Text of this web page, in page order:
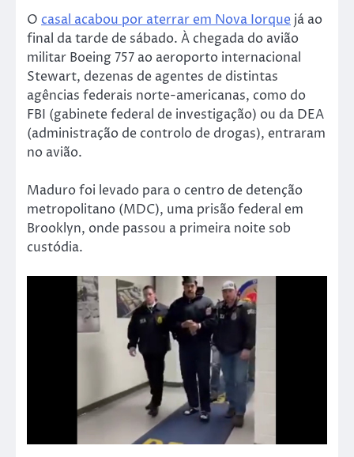
O casal acabou por aterrar em Nova Iorque já ao
final da tarde de sábado. À chegada do avião
militar Boeing 757 ao aeroporto internacional
Stewart, dezenas de agentes de distintas
agências federais norte-americanas, como do
FBI (gabinete federal de investigação) ou da DEA
(administração de controlo de drogas), entraram
no avião.
Maduro foi levado para o centro de detenção
metropolitano (MDC), uma prisão federal em
Brooklyn, onde passou a primeira noite sob
custódia.